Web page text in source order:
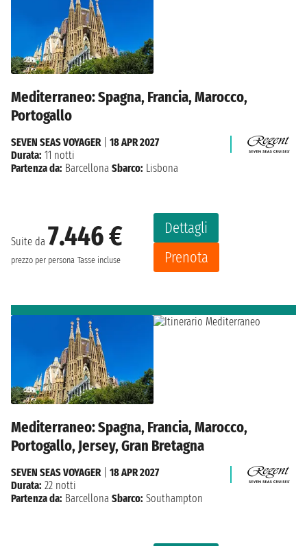
Mediterraneo: Spagna, Francia, Marocco,
Portogallo
Suite da 7.446 €
prezzo per persona Tasse incluse
Dettagli
Prenota
SEVEN SEAS VOYAGER| 18 APR 2027
Durata: 11 notti
Partenza da: Barcellona Sbarco: Lisbona
Mediterraneo: Spagna, Francia, Marocco,
Portogallo, Jersey, Gran Bretagna
SEVEN SEAS VOYAGER| 18 APR 2027
Durata: 22 notti
Partenza da: Barcellona Sbarco: Southampton